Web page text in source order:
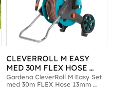
CLEVERROLL M EASY
MED 30M FLEX HOSE
13MM (1/2")
Gardena CleverRoll M Easy Set
med 30m FLEX Hose 13mm